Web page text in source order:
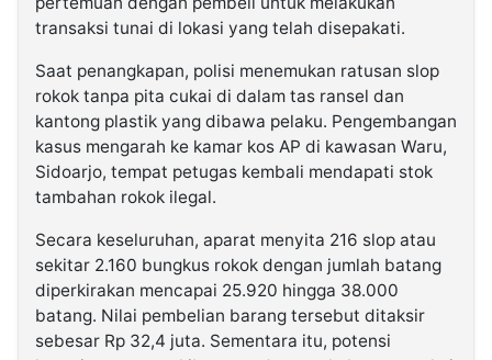
transaksi tunai di lokasi yang telah disepakati.
Saat penangkapan, polisi menemukan ratusan slop
rokok tanpa pita cukai di dalam tas ransel dan
kantong plastik yang dibawa pelaku. Pengembangan
kasus mengarah ke kamar kos AP di kawasan Waru,
Sidoarjo, tempat petugas kembali mendapati stok
tambahan rokok ilegal.
Secara keseluruhan, aparat menyita 216 slop atau
sekitar 2.160 bungkus rokok dengan jumlah batang
diperkirakan mencapai 25.920 hingga 38.000
batang. Nilai pembelian barang tersebut ditaksir
sebesar Rp 32,4 juta. Sementara itu, potensi